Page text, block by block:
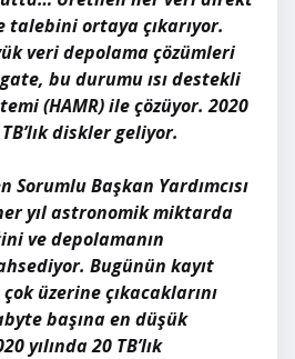
ortaya çıkarıyor.
veri depolama çözümleri
bu durumu ısı destekli
(HAMR) ile çözüyor. 2020
diskler geliyor.
Sorumlu Başkan Yardımcısı
yıl astronomik miktarda
ve depolamanın
Bugünün kayıt
üzerine çıkacaklarını
başına en düşük
yılında 20 TB’lık